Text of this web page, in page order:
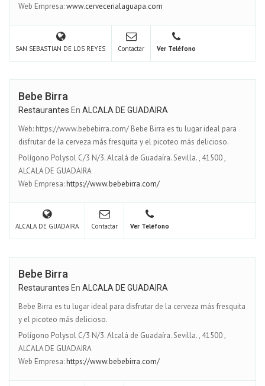
Web Empresa:www.cervecerialaguapa.com
SAN SEBASTIAN DE LOS REYES Contactar Ver Teléfono
Bebe Birra
Restaurantes En ALCALA DE GUADAIRA
Web: https://www.bebebirra.com/ Bebe Birra es tu lugar ideal para
disfrutar de la cerveza más fresquita y el picoteo más delicioso.
Polígono Polysol C/3 N/3. Alcalá de Guadaíra. Sevilla., 41500,
ALCALA DE GUADAIRA
Web Empresa:https://www.bebebirra.com/
ALCALA DE GUADAIRA Contactar Ver Teléfono
Bebe Birra
Restaurantes En ALCALA DE GUADAIRA
Bebe Birra es tu lugar ideal para disfrutar de la cerveza más fresquita
y el picoteo más delicioso.
Polígono Polysol C/3 N/3. Alcalá de Guadaíra. Sevilla., 41500,
ALCALA DE GUADAIRA
Web Empresa:https://www.bebebirra.com/